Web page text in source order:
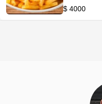
$ 4000